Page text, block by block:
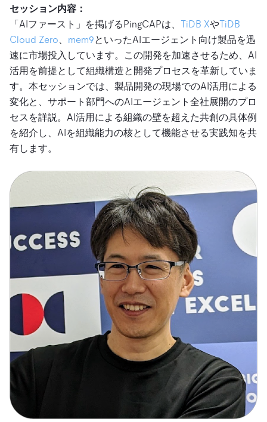
セッション内容：
「AIファースト」を掲げるPingCAPは、 TiDB XやTiDB
Cloud Zero
mem9といったAIエージェント向け製品を迅
速に市場投入しています。この開発を加速させるため、AI
活用を前提として組織構造と開発プロセスを革新していま
す。本セッションでは、製品開発の現場でのAI活用による
変化と、サポート部門へのAIエージェント全社展開のプロ
セスを詳説。AI活用による組織の壁を超えた共創の具体例
を紹介し、AIを組織能力の核として機能させる実践知を共
有します。